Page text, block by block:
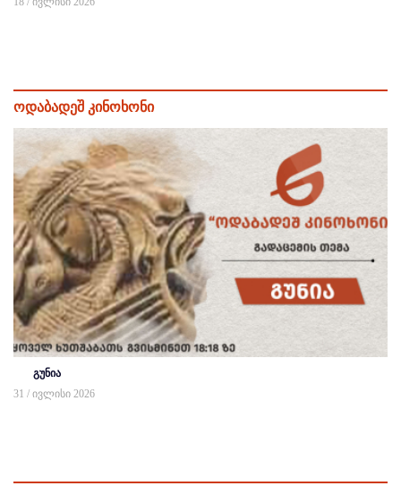
ოდაბადეშ კინოხონი
გუნია
31 / ივლისი 2026